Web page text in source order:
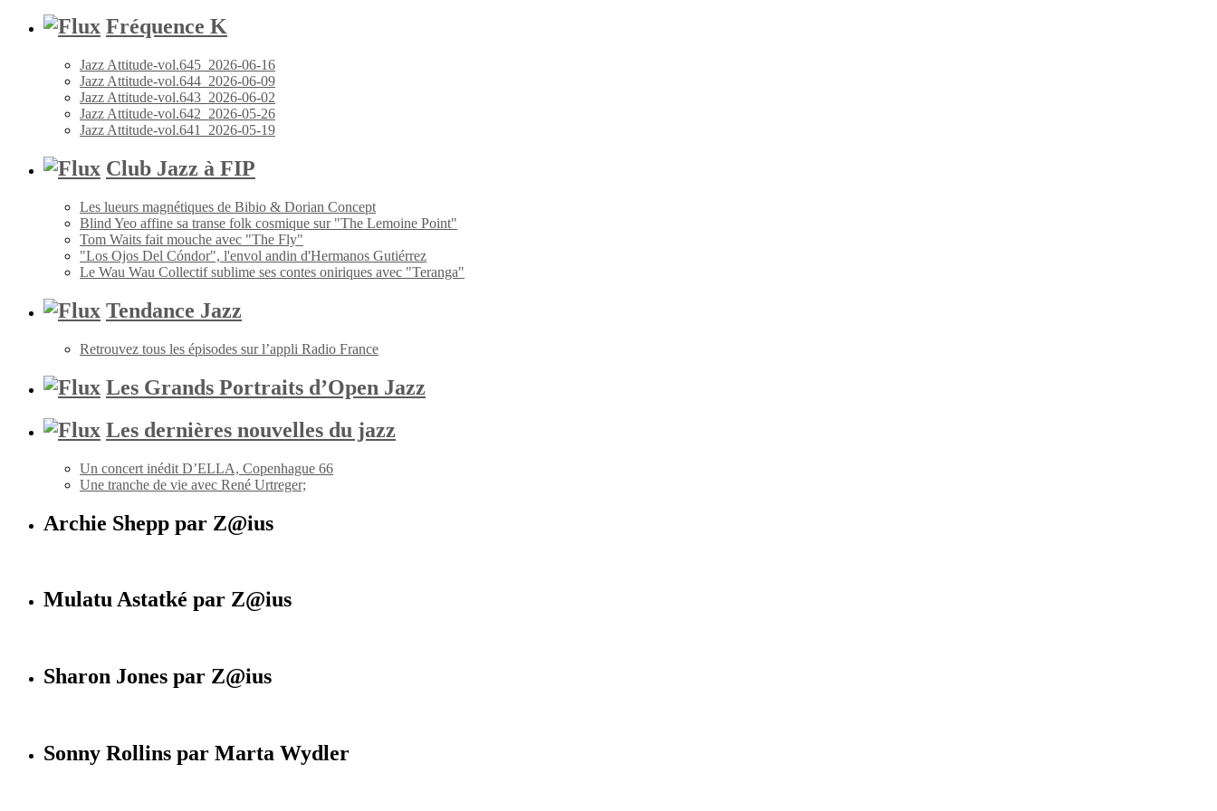
Fréquence K
Jazz Attitude-vol.645_2026-06-16
Jazz Attitude-vol.644_2026-06-09
Jazz Attitude-vol.643_2026-06-02
Jazz Attitude-vol.642_2026-05-26
Jazz Attitude-vol.641_2026-05-19
Club Jazz à FIP
Les lueurs magnétiques de Bibio & Dorian Concept
Blind Yeo affine sa transe folk cosmique sur "The Lemoine Point"
Tom Waits fait mouche avec "The Fly"
"Los Ojos Del Cóndor", l'envol andin d'Hermanos Gutiérrez
Le Wau Wau Collectif sublime ses contes oniriques avec "Teranga"
Tendance Jazz
Retrouvez tous les épisodes sur l’appli Radio France
Les Grands Portraits d’Open Jazz
Les dernières nouvelles du jazz
Un concert inédit D’ELLA, Copenhague 66
Une tranche de vie avec René Urtreger;
Archie Shepp par Z@ius
Mulatu Astatké par Z@ius
Sharon Jones par Z@ius
Sonny Rollins par Marta Wydler